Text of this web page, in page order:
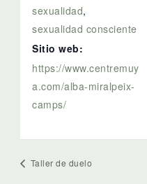
sexualidad,
sexualidad consciente
Sitio web:
https://www.centremuy
a.com/alba-miralpeix-
camps/
Taller de duelo